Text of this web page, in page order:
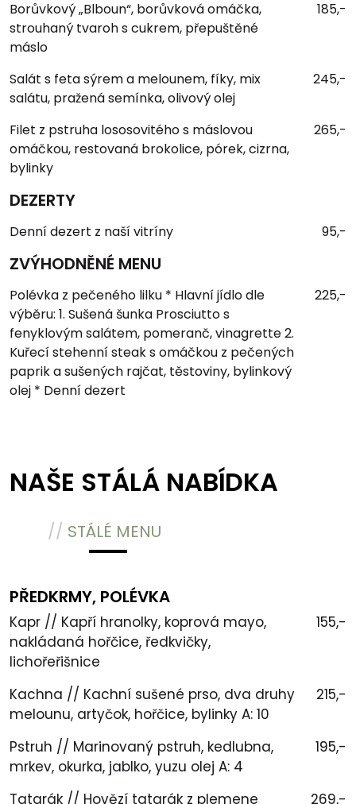
Borůvkový „Blboun“, borůvková omáčka,
strouhaný tvaroh s cukrem, přepuštěné
máslo
185,-
Salát s feta sýrem a melounem, fíky, mix
salátu, pražená semínka, olivový olej
245,-
Filet z pstruha lososovitého s máslovou
omáčkou, restovaná brokolice, pórek, cizrna,
bylinky
265,-
DEZERTY
Denní dezert z naší vitríny 95,-
ZVÝHODNĚNÉ MENU
Polévka z pečeného lilku * Hlavní jídlo dle
výběru: 1. Sušená šunka Prosciutto s
fenyklovým salátem, pomeranč, vinagrette 2.
Kuřecí stehenní steak s omáčkou z pečených
paprik a sušených rajčat, těstoviny, bylinkový
olej * Denní dezert
225,-
NAŠE STÁLÁ NABÍDKA
// STÁLÉ MENU
PŘEDKRMY, POLÉVKA
Kapr // Kapří hranolky, koprová mayo,
nakládaná hořčice, ředkvičky,
lichořeřišnice
155,-
Kachna // Kachní sušené prso, dva druhy
melounu, artyčok, hořčice, bylinky A: 10
215,-
Pstruh // Marinovaný pstruh, kedlubna,
mrkev, okurka, jablko, yuzu olej A: 4
195,-
Tatarák // Hovězí tatarák z plemene 269,-